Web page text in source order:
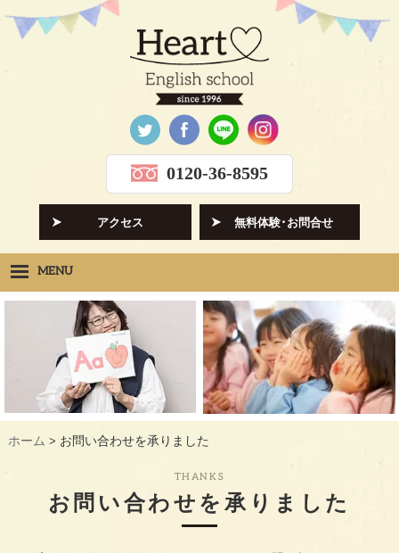
0120-36-8595
アクセス 無料体験･お問合せ
MENU
Heartの想い HOPE
クラス紹介 CLASS
先生紹介 INSTRUCTORS
ギャラリー GALLERY
生徒様のお声 VOICE
ホーム > お問い合わせを承りました
THANKS
お問い合わせを承りました